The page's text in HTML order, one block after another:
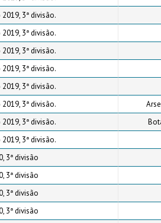
3ª divisão.
3ª divisão.
3ª divisão.
3ª divisão.
3ª divisão.
3ª divisão.
3ª divisão.
3ª divisão.
3ª divisão
3ª divisão
3ª divisão
3ª divisão